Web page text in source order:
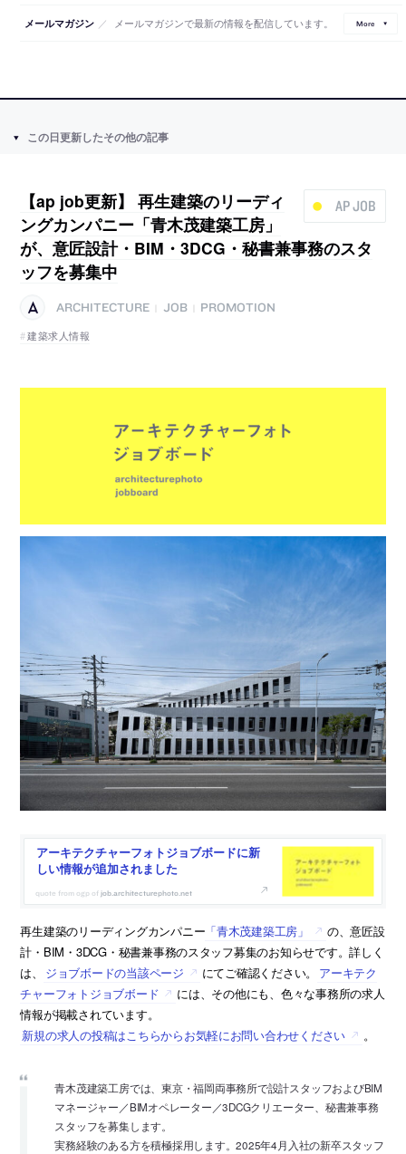
メールマガジン ／ メールマガジンで最新の情報を配信しています。 More
この日更新したその他の記事
AP JOB
【ap job更新】 再生建築のリーディ
ングカンパニー「青木茂建築工房」
が、意匠設計・BIM・3DCG・秘書兼事務のスタ
ッフを募集中
ARCHITECTURE JOB
PROMOTION
建築求人情報
アーキテクチャーフォトジョブボードに新
しい情報が追加されました
job.architecturephoto.net
再生建築のリーディングカンパニー 「青木茂建築工房」
の、意匠設
計・BIM・3DCG・秘書兼事務のスタッフ募集のお知らせです。詳しく
は、
ジョブボードの当該ページ にてご確認ください。
アーキテク
チャーフォトジョブボード
には、その他にも、色々な事務所の求人
情報が掲載されています。
新規の求人の投稿はこちらからお気軽にお問い合わせください
。
青木茂建築工房では、東京・福岡両事務所で設計スタッフおよびBIM
マネージャー／BIMオペレーター／3DCGクリエーター、秘書兼事務
スタッフを募集します。
実務経験のある方を積極採用します。2025年4月入社の新卒スタッフ